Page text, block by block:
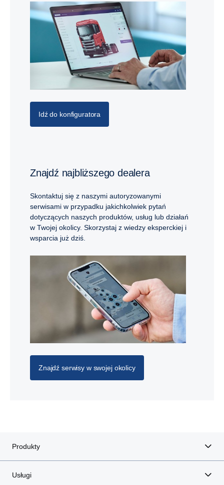
Idź do konfiguratora
Znajdź najbliższego dealera
Skontaktuj się z naszymi autoryzowanymi
serwisami w przypadku jakichkolwiek pytań
dotyczących naszych produktów, usług lub działań
w Twojej okolicy. Skorzystaj z wiedzy eksperckiej i
wsparcia już dziś.
Znajdź serwisy w swojej okolicy
Produkty
Usługi